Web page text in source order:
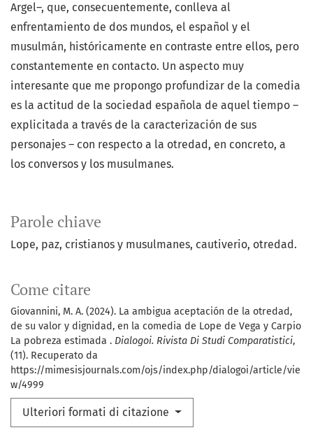
Parole chiave
Lope, paz, cristianos y musulmanes, cautiverio, otredad.
Come citare
Giovannini, M. A. (2024). La ambigua aceptación de la otredad,
de su valor y dignidad, en la comedia de Lope de Vega y Carpio
La pobreza estimada . Dialogoi. Rivista Di Studi Comparatistici,
(11). Recuperato da
https://mimesisjournals.com/ojs/index.php/dialogoi/article/vie
w/4999
Ulteriori formati di citazione
Argel–, que, consecuentemente, conlleva al
enfrentamiento de dos mundos, el español y el
musulmán, históricamente en contraste entre ellos, pero
constantemente en contacto. Un aspecto muy
interesante que me propongo profundizar de la comedia
es la actitud de la sociedad española de aquel tiempo –
explicitada a través de la caracterización de sus
personajes – con respecto a la otredad, en concreto, a
los conversos y los musulmanes.